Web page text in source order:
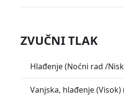
ZVUČNI TLAK
Hlađenje (Noćni rad /
Vanjska, hlađenje